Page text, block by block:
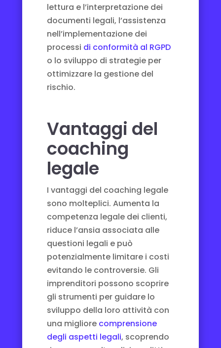
lettura e l’interpretazione dei
documenti legali, l’assistenza
nell’implementazione dei
processi di conformità al RGPD
o lo sviluppo di strategie per
ottimizzare la gestione del
rischio.
Vantaggi del
coaching
legale
I vantaggi del coaching legale
sono molteplici. Aumenta la
competenza legale dei clienti,
riduce l’ansia associata alle
questioni legali e può
potenzialmente limitare i costi
evitando le controversie. Gli
imprenditori possono scoprire
gli strumenti per guidare lo
sviluppo della loro attività con
una migliore comprensione
degli aspetti legali, scoprendo